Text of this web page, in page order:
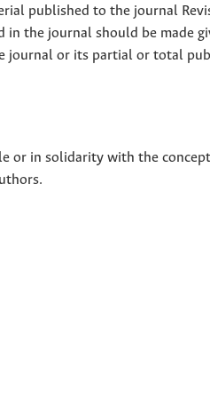
published to the journal
in the journal should be made
journal or its partial or total
or in solidarity with the